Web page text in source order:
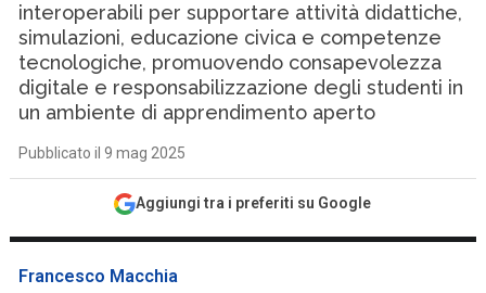
interoperabili per supportare attività didattiche,
simulazioni, educazione civica e competenze
tecnologiche, promuovendo consapevolezza
digitale e responsabilizzazione degli studenti in
un ambiente di apprendimento aperto
Pubblicato il 9 mag 2025
Aggiungi tra i preferiti su Google
Francesco Macchia